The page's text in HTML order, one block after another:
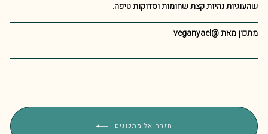
שהעוגיות נהיות קצת שחומות וסדוקות טיפה.
מתכון מאת@veganyael
חזרה אל מתכונים